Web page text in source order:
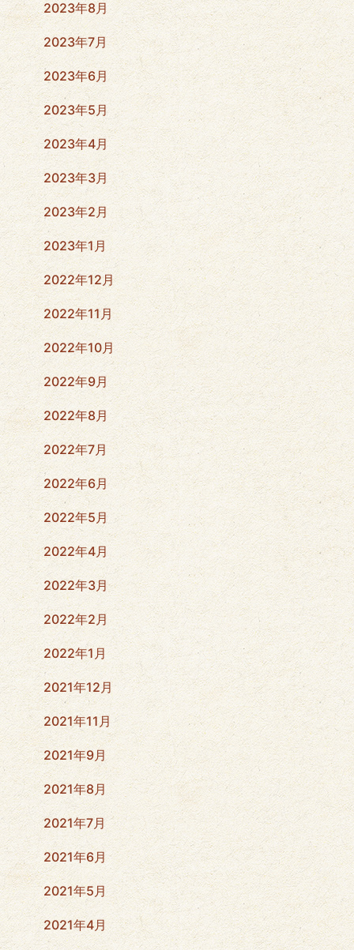
2023年8月
2023年7月
2023年6月
2023年5月
2023年4月
2023年3月
2023年2月
2023年1月
2022年12月
2022年11月
2022年10月
2022年9月
2022年8月
2022年7月
2022年6月
2022年5月
2022年4月
2022年3月
2022年2月
2022年1月
2021年12月
2021年11月
2021年9月
2021年8月
2021年7月
2021年6月
2021年5月
2021年4月